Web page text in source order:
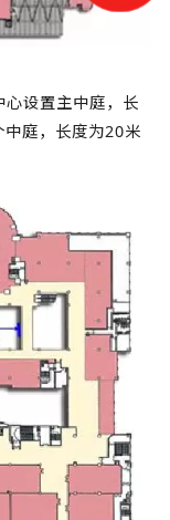
设置主中庭，长
庭，长度为20米